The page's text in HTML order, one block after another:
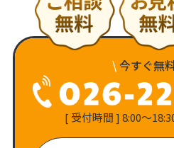
\今すぐ無
[ 受付時間 ] 8:00〜